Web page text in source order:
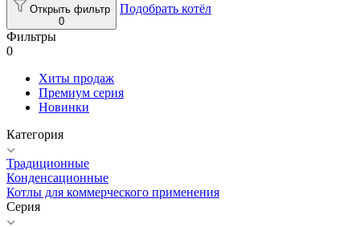
Открыть фильтр
0
Подобрать котёл
Фильтры
0
Хиты продаж
Премиум серия
Новинки
Категория
Традиционные
Конденсационные
Котлы для коммерческого применения
Серия